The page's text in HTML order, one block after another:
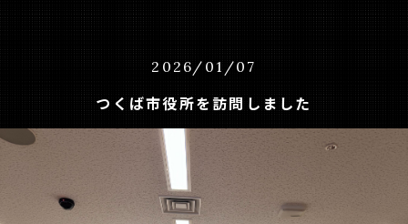
2026 / 01 /07
つくば市役所を訪問しました